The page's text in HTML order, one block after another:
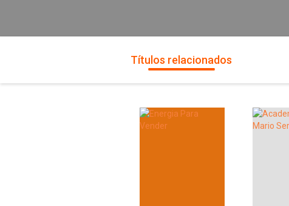
Títulos relacionados